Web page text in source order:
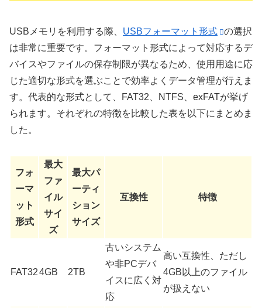
USBメモリを利用する際、 USBフォーマット形式
の選択
は非常に重要です。フォーマット形式によって対応するデ
バイスやファイルの保存制限が異なるため、使用用途に応
じた適切な形式を選ぶことで効率よくデータ管理が行えま
す。代表的な形式として、FAT32、NTFS、exFATが挙げ
られます。それぞれの特徴を比較した表を以下にまとめま
した。
フォ
ーマ
ット
形式
最大
ファ
イル
サイ
ズ
最大パ
ーティ
ション
サイズ
互換性 特徴
FAT324GB 2TB
古いシステム
や非PCデバ
イスに広く対
応
高い互換性、ただし
4GB以上のファイル
が扱えない